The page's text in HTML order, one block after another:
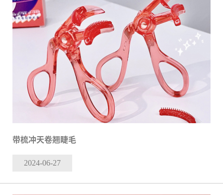
带梳冲天卷翘睫毛
2024-06-27